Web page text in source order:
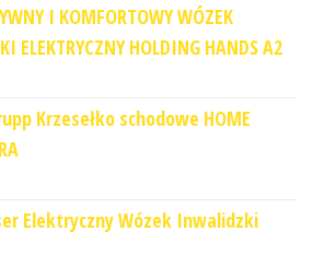
I KOMFORTOWY WÓZEK
ELEKTRYCZNY HOLDING HANDS A2
Krzesełko schodowe HOME
Elektryczny Wózek Inwalidzki